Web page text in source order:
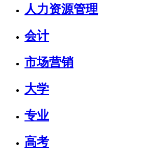
人力资源管理
会计
市场营销
大学
专业
高考